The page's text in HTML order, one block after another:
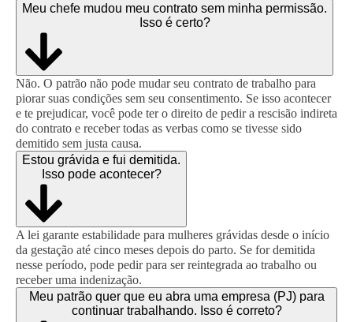
Meu chefe mudou meu contrato sem minha permissão.
Isso é certo?
Não. O patrão não pode mudar seu contrato de trabalho para
piorar suas condições sem seu consentimento. Se isso acontecer
e te prejudicar, você pode ter o direito de pedir a rescisão indireta
do contrato e receber todas as verbas como se tivesse sido
demitido sem justa causa.
Estou grávida e fui demitida.
Isso pode acontecer?
A lei garante estabilidade para mulheres grávidas desde o início
da gestação até cinco meses depois do parto. Se for demitida
nesse período, pode pedir para ser reintegrada ao trabalho ou
receber uma indenização.
Meu patrão quer que eu abra uma empresa (PJ) para
continuar trabalhando. Isso é correto?